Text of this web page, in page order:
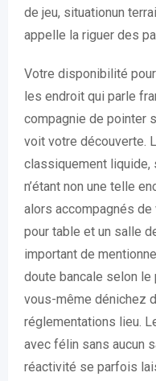
de jeu, situationun
appelle la riguer des
Votre disponibilité
les endroit qui parle
compagnie de pointer
voit votre découverte.
classiquement liquide,
n’étant non une telle
alors accompagnés de
pour table et un salle
important de
doute bancale selon
vous-même dénichez
réglementations lieu.
avec félin sans aucun
réactivité se parfois